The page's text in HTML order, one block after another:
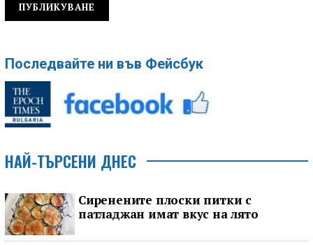
Последвайте ни във Фейсбук
НАЙ-ТЪРСЕНИ ДНЕС
Сиренените плоски питки с
патладжан имат вкус на лято